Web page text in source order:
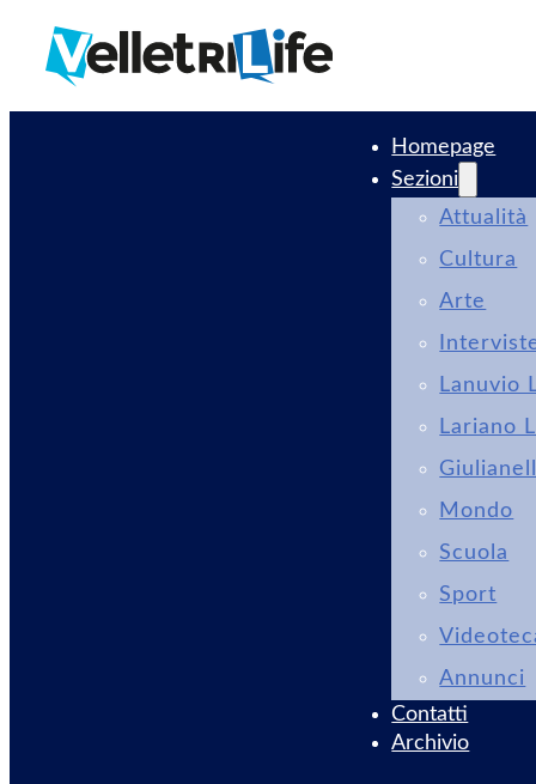
Homepage
Sezioni
Attualità
Cultura
Arte
Lanuvio
Lariano
Mondo
Scuola
Sport
Annunci
Contatti
Archivio